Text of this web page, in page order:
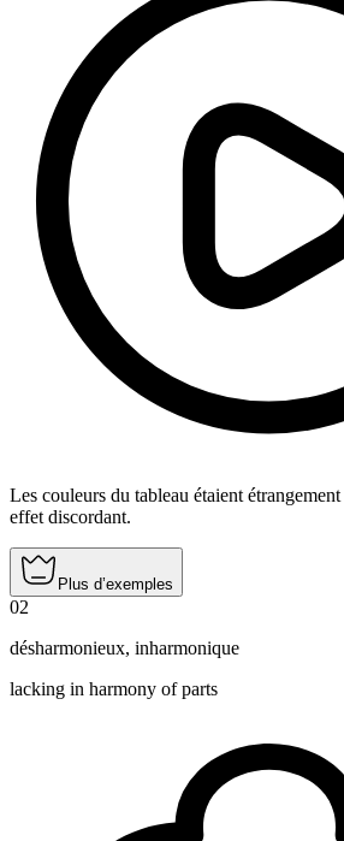
Les couleurs du tableau étaient étrangement
effet discordant.
Plus d’exemples
02
désharmonieux, inharmonique
lacking in harmony of parts